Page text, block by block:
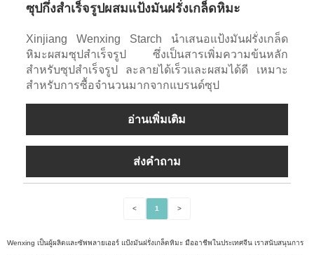
ซุปกึ่งสำเร็จรูปผสมแป้งมันฝรั่งเกล็ดหิมะ
Xinjiang Wenxing Starch นำเสนอแป้งมันฝรั่งเกล็ด
หิมะผสมซุปสำเร็จรูป ซึ่งเป็นสารเพิ่มความข้นหลัก
สำหรับซุปสำเร็จรูป ละลายได้เร็วและผสมได้ดี เหมาะ
สำหรับการซื้อจำนวนมากจากแบรนด์ซุป
อ่านเพิ่มเติม
ส่งคำถาม
< 1 >
Wenxing เป็นผู้ผลิตและซัพพลายเออร์ แป้งมันฝรั่งเกล็ดหิมะ มืออาชีพในประเทศจีน เราสนับสนุนการ